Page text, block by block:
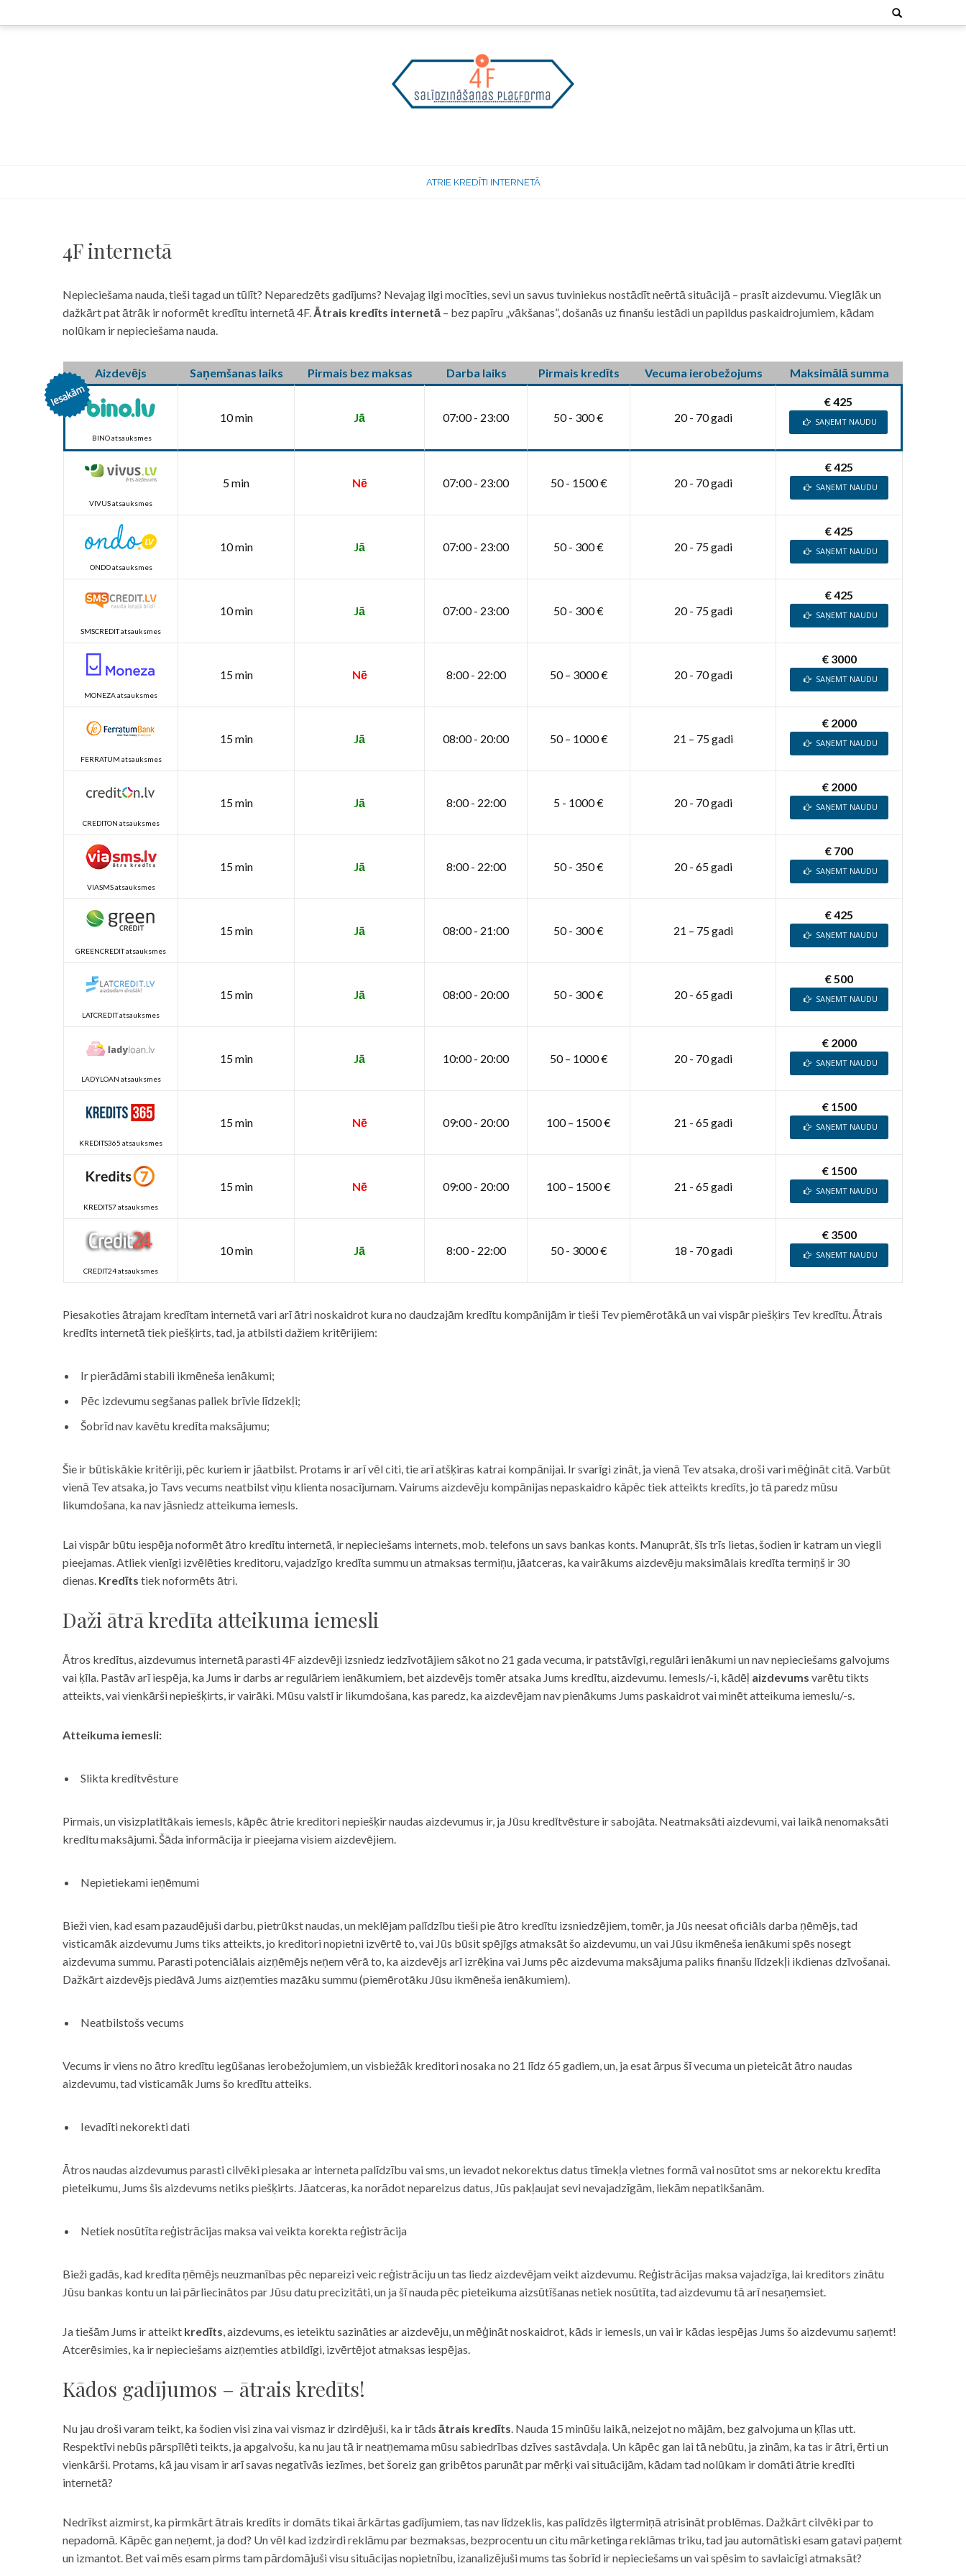
to
Search
for:
ATRIE KREDĪTI INTERNETĀ
4F internetā
Nepieciešama nauda, tieši tagad un tūlīt? Neparedzēts gadījums? Nevajag ilgi mocīties, sevi un savus tuviniekus nostādīt neērtā situācijā – prasīt aizdevumu. Vieglāk un
dažkārt pat ātrāk ir noformēt kredītu internetā 4F. Ātrais kredīts internetā – bez papīru „vākšanas”, došanās uz finanšu iestādi un papildus paskaidrojumiem, kādam
nolūkam ir nepieciešama nauda.
Aizdevējs Saņemšanas laiks Pirmais bez maksas Darba laiks Pirmais kredīts Vecuma ierobežojums Maksimālā summa
BINO atsauksmes
10 min Jā 07:00 - 23:00 50 - 300 € 20 - 70 gadi
€ 425
SAŅEMT NAUDU
VIVUS atsauksmes
5 min Nē 07:00 - 23:00 50 - 1500 € 20 - 70 gadi
€ 425
SAŅEMT NAUDU
ONDO atsauksmes
10 min Jā 07:00 - 23:00 50 - 300 € 20 - 75 gadi
€ 425
SAŅEMT NAUDU
SMSCREDIT atsauksmes
10 min Jā 07:00 - 23:00 50 - 300 € 20 - 75 gadi
€ 425
SAŅEMT NAUDU
MONEZA atsauksmes
15 min Nē 8:00 - 22:00 50 – 3000 € 20 - 70 gadi
€ 3000
SAŅEMT NAUDU
FERRATUM atsauksmes
15 min Jā 08:00 - 20:00 50 – 1000 € 21 – 75 gadi
€ 2000
SAŅEMT NAUDU
CREDITON atsauksmes
15 min Jā 8:00 - 22:00 5 - 1000 € 20 - 70 gadi
€ 2000
SAŅEMT NAUDU
VIASMS atsauksmes
15 min Jā 8:00 - 22:00 50 - 350 € 20 - 65 gadi
€ 700
SAŅEMT NAUDU
GREENCREDIT atsauksmes
15 min Jā 08:00 - 21:00 50 - 300 € 21 – 75 gadi
€ 425
SAŅEMT NAUDU
LATCREDIT atsauksmes
15 min Jā 08:00 - 20:00 50 - 300 € 20 - 65 gadi
€ 500
SAŅEMT NAUDU
LADYLOAN atsauksmes
15 min Jā 10:00 - 20:00 50 – 1000 € 20 - 70 gadi
€ 2000
SAŅEMT NAUDU
KREDITS365 atsauksmes
15 min Nē 09:00 - 20:00 100 – 1500 € 21 - 65 gadi
€ 1500
SAŅEMT NAUDU
KREDITS7 atsauksmes
15 min Nē 09:00 - 20:00 100 – 1500 € 21 - 65 gadi
€ 1500
SAŅEMT NAUDU
CREDIT24 atsauksmes
10 min Jā 8:00 - 22:00 50 - 3000 € 18 - 70 gadi
€ 3500
SAŅEMT NAUDU
Piesakoties ātrajam kredītam internetā vari arī ātri noskaidrot kura no daudzajām kredītu kompānijām ir tieši Tev piemērotākā un vai vispār piešķirs Tev kredītu. Ātrais
kredīts internetā tiek piešķirts, tad, ja atbilsti dažiem kritērijiem:
Ir pierādāmi stabili ikmēneša ienākumi;
Pēc izdevumu segšanas paliek brīvie līdzekļi;
Šobrīd nav kavētu kredīta maksājumu;
Šie ir būtiskākie kritēriji, pēc kuriem ir jāatbilst. Protams ir arī vēl citi, tie arī atšķiras katrai kompānijai. Ir svarīgi zināt, ja vienā Tev atsaka, droši vari mēģināt citā. Varbūt
vienā Tev atsaka, jo Tavs vecums neatbilst viņu klienta nosacījumam. Vairums aizdevēju kompānijas nepaskaidro kāpēc tiek atteikts kredīts, jo tā paredz mūsu
likumdošana, ka nav jāsniedz atteikuma iemesls.
Lai vispār būtu iespēja noformēt ātro kredītu internetā, ir nepieciešams internets, mob. telefons un savs bankas konts. Manuprāt, šīs trīs lietas, šodien ir katram un viegli
pieejamas. Atliek vienīgi izvēlēties kreditoru, vajadzīgo kredīta summu un atmaksas termiņu, jāatceras, ka vairākums aizdevēju maksimālais kredīta termiņš ir 30
dienas. Kredīts tiek noformēts ātri.
Daži ātrā kredīta atteikuma iemesli
Ātros kredītus, aizdevumus internetā parasti 4F aizdevēji izsniedz iedzīvotājiem sākot no 21 gada vecuma, ir patstāvīgi, regulāri ienākumi un nav nepieciešams galvojums
vai ķīla. Pastāv arī iespēja, ka Jums ir darbs ar regulāriem ienākumiem, bet aizdevējs tomēr atsaka Jums kredītu, aizdevumu. Iemesls/-i, kādēļ aizdevums varētu tikts
atteikts, vai vienkārši nepiešķirts, ir vairāki. Mūsu valstī ir likumdošana, kas paredz, ka aizdevējam nav pienākums Jums paskaidrot vai minēt atteikuma iemeslu/-s.
Atteikuma iemesli:
Slikta kredītvēsture
Pirmais, un visizplatītākais iemesls, kāpēc ātrie kreditori nepiešķir naudas aizdevumus ir, ja Jūsu kredītvēsture ir sabojāta. Neatmaksāti aizdevumi, vai laikā nenomaksāti
kredītu maksājumi. Šāda informācija ir pieejama visiem aizdevējiem.
Nepietiekami ieņēmumi
Bieži vien, kad esam pazaudējuši darbu, pietrūkst naudas, un meklējam palīdzību tieši pie ātro kredītu izsniedzējiem, tomēr, ja Jūs neesat oficiāls darba ņēmējs, tad
visticamāk aizdevumu Jums tiks atteikts, jo kreditori nopietni izvērtē to, vai Jūs būsit spējīgs atmaksāt šo aizdevumu, un vai Jūsu ikmēneša ienākumi spēs nosegt
aizdevuma summu. Parasti potenciālais aizņēmējs neņem vērā to, ka aizdevējs arī izrēķina vai Jums pēc aizdevuma maksājuma paliks finanšu līdzekļi ikdienas dzīvošanai.
Dažkārt aizdevējs piedāvā Jums aizņemties mazāku summu (piemērotāku Jūsu ikmēneša ienākumiem).
Neatbilstošs vecums
Vecums ir viens no ātro kredītu iegūšanas ierobežojumiem, un visbiežāk kreditori nosaka no 21 līdz 65 gadiem, un, ja esat ārpus šī vecuma un pieteicāt ātro naudas
aizdevumu, tad visticamāk Jums šo kredītu atteiks.
Ievadīti nekorekti dati
Ātros naudas aizdevumus parasti cilvēki piesaka ar interneta palīdzību vai sms, un ievadot nekorektus datus tīmekļa vietnes formā vai nosūtot sms ar nekorektu kredīta
pieteikumu, Jums šis aizdevums netiks piešķirts. Jāatceras, ka norādot nepareizus datus, Jūs pakļaujat sevi nevajadzīgām, liekām nepatikšanām.
Netiek nosūtīta reģistrācijas maksa vai veikta korekta reģistrācija
Bieži gadās, kad kredīta ņēmējs neuzmanības pēc nepareizi veic reģistrāciju un tas liedz aizdevējam veikt aizdevumu. Reģistrācijas maksa vajadzīga, lai kreditors zinātu
Jūsu bankas kontu un lai pārliecinātos par Jūsu datu precizitāti, un ja šī nauda pēc pieteikuma aizsūtīšanas netiek nosūtīta, tad aizdevumu tā arī nesaņemsiet.
Ja tiešām Jums ir atteikt kredīts, aizdevums, es ieteiktu sazināties ar aizdevēju, un mēģināt noskaidrot, kāds ir iemesls, un vai ir kādas iespējas Jums šo aizdevumu saņemt!
Atcerēsimies, ka ir nepieciešams aizņemties atbildīgi, izvērtējot atmaksas iespējas.
Kādos gadījumos – ātrais kredīts!
Nu jau droši varam teikt, ka šodien visi zina vai vismaz ir dzirdējuši, ka ir tāds ātrais kredīts. Nauda 15 minūšu laikā, neizejot no mājām, bez galvojuma un ķīlas utt.
Respektīvi nebūs pārspīlēti teikts, ja apgalvošu, ka nu jau tā ir neatņemama mūsu sabiedrības dzīves sastāvdaļa. Un kāpēc gan lai tā nebūtu, ja zinām, ka tas ir ātri, ērti un
vienkārši. Protams, kā jau visam ir arī savas negatīvās iezīmes, bet šoreiz gan gribētos parunāt par mērķi vai situācijām, kādam tad nolūkam ir domāti ātrie kredīti
internetā?
Nedrīkst aizmirst, ka pirmkārt ātrais kredīts ir domāts tikai ārkārtas gadījumiem, tas nav līdzeklis, kas palīdzēs ilgtermiņā atrisināt problēmas. Dažkārt cilvēki par to
nepadomā. Kāpēc gan neņemt, ja dod? Un vēl kad izdzirdi reklāmu par bezmaksas, bezprocentu un citu mārketinga reklāmas triku, tad jau automātiski esam gatavi paņemt
un izmantot. Bet vai mēs esam pirms tam pārdomājuši visu situācijas nopietnību, izanalizējuši mums tas šobrīd ir nepieciešams un vai spēsim to savlaicīgi atmaksāt?